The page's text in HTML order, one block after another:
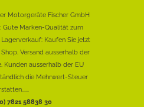
Motorgeräte Fischer GmbH
Gute Marken-Qualität zum
Kaufen Sie jetzt
Versand ausserhalb der
Kunden ausserhalb der EU
die Mehrwert-Steuer
7821 58838 30